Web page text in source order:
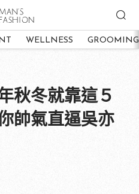
WELLNESS GROOMING
秋冬就靠這５
帥氣直逼吳亦